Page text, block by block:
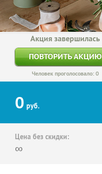
Акция завершилась
ПОВТОРИТЬ АКЦИЮ
Человек проголосовало: 0
0 руб.
Цена без скидки:
∞